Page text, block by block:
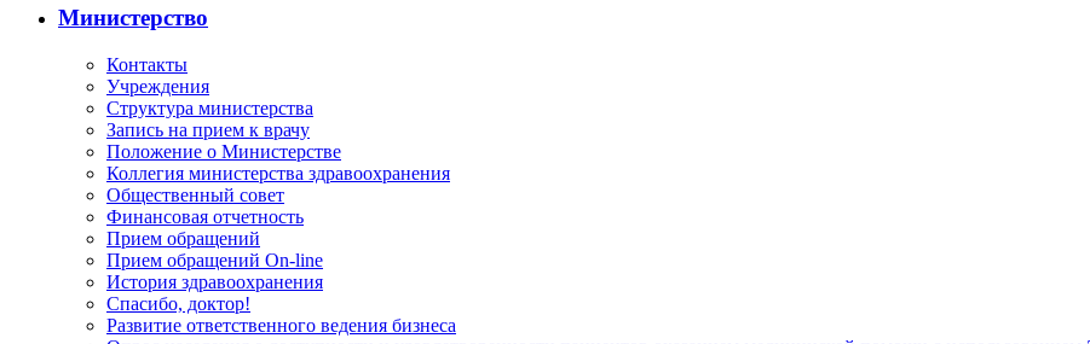
Министерство
Контакты
Учреждения
Структура министерства
Запись на прием к врачу
Положение о Министерстве
Коллегия министерства здравоохранения
Общественный совет
Финансовая отчетность
Прием обращений
Прием обращений On-line
История здравоохранения
Спасибо, доктор!
Развитие ответственного ведения бизнеса